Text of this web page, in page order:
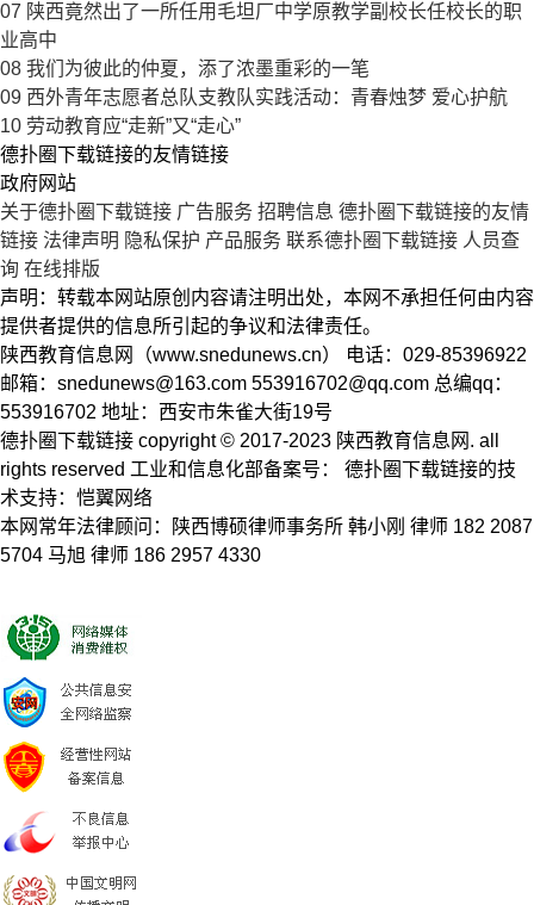
07 陕西竟然出了一所任用毛坦厂中学原教学副校长任校长的职
业高中
08 我们为彼此的仲夏，添了浓墨重彩的一笔
09 西外青年志愿者总队支教队实践活动：青春烛梦 爱心护航
10 劳动教育应“走新”又“走心”
德扑圈下载链接的友情链接
政府网站
关于德扑圈下载链接 广告服务 招聘信息 德扑圈下载链接的友情
链接 法律声明 隐私保护 产品服务 联系德扑圈下载链接 人员查
询 在线排版
声明：转载本网站原创内容请注明出处，本网不承担任何由内容
提供者提供的信息所引起的争议和法律责任。
陕西教育信息网（www.snedunews.cn） 电话：029-85396922
邮箱： snedunews@163.com 553916702@qq.com 总编qq：
553916702 地址：西安市朱雀大街19号
德扑圈下载链接 copyright © 2017-2023 陕西教育信息网. all
rights reserved 工业和信息化部备案号： 德扑圈下载链接的技
术支持：恺翼网络
本网常年法律顾问：陕西博硕律师事务所 韩小刚 律师 182 2087
5704 马旭 律师 186 2957 4330